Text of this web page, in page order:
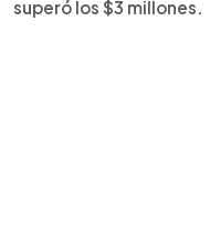
superó los $3 millones.